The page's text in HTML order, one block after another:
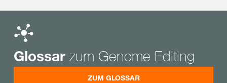
Glossar zum Genome Editing
ZUM GLOSSAR